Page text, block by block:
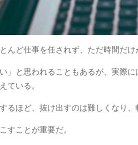
んど仕事を任されず、ただ時間だ
」と思われることもあるが、実際
ている。
るほど、抜け出すのは難しくなり、
すことが重要だ。